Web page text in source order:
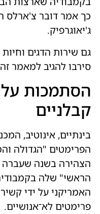
כך אמר דובר צ'ארלס
ג'יאוגרפיק.
גם שירות הדגים
סירבו להגיב למאמר
הסתמכות על
קבלניים
בינתיים, אינוטיב,
הפרימטים "הגדולה
הצהירה בשנה שעברה
הראשי" שלה
האמריקני על ידי
פרימטים לא־אנושיים.